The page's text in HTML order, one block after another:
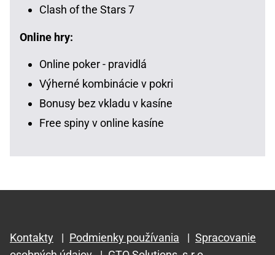
Clash of the Stars 7
Online hry:
Online poker - pravidlá
Výherné kombinácie v pokri
Bonusy bez vkladu v kasíne
Free spiny v online kasíne
Kontakty | Podmienky používania | Spracovanie